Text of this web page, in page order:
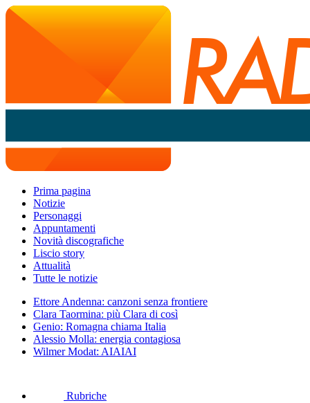
Prima pagina
Notizie
Personaggi
Appuntamenti
Novità discografiche
Liscio story
Attualità
Tutte le notizie
Ettore Andenna: canzoni senza frontiere
Clara Taormina: più Clara di così
Genio: Romagna chiama Italia
Alessio Molla: energia contagiosa
Wilmer Modat: AIAIAI
Rubriche